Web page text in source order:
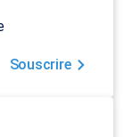
Souscrire